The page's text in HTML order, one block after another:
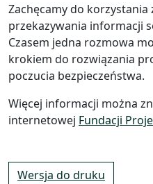
Zachęcamy do
przekazywania informacji
Czasem jedna rozmowa
krokiem do rozwiązania
poczucia bezpieczeństwa.
Więcej informacji można
internetowej Fundacji
Wersja do druku